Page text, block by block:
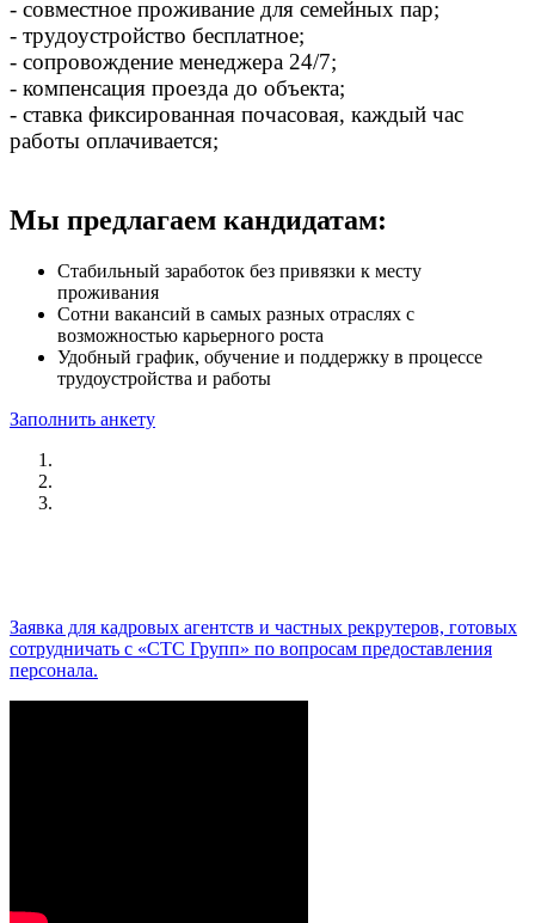
- совместное проживание для семейных пар;
- трудоустройство бесплатное;
- сопровождение менеджера 24/7;
- компенсация проезда до объекта;
- ставка фиксированная почасовая, каждый час
работы оплачивается;
Мы предлагаем кандидатам:
Стабильный заработок без привязки к месту
проживания
Сотни вакансий в самых разных отраслях с
возможностью карьерного роста
Удобный график, обучение и поддержку в процессе
трудоустройства и работы
Заполнить анкету
Заявка для кадровых агентств и частных рекрутеров, готовых
сотрудничать с «СТС Групп» по вопросам предоставления
персонала.